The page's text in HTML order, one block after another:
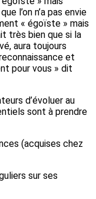
l’on n’a pas envie
« égoïste » mais
très bien que si la
aura toujours
et
pour vous » dit
d’évoluer au
sont à prendre
(acquises chez
sur ses